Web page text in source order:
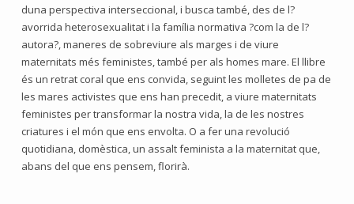
duna perspectiva interseccional, i busca també, des de l?
avorrida heterosexualitat i la família normativa ?com la de l?
autora?, maneres de sobreviure als marges i de viure
maternitats més feministes, també per als homes mare. El llibre
és un retrat coral que ens convida, seguint les molletes de pa de
les mares activistes que ens han precedit, a viure maternitats
feministes per transformar la nostra vida, la de les nostres
criatures i el món que ens envolta. O a fer una revolució
quotidiana, domèstica, un assalt feminista a la maternitat que,
abans del que ens pensem, florirà.